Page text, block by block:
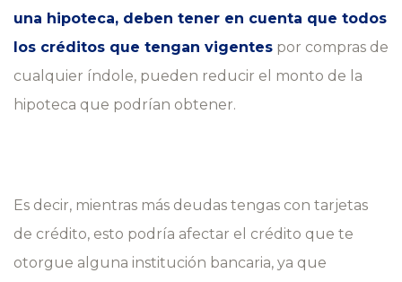
una hipoteca, deben tener en cuenta que todos
los créditos que tengan vigentes por compras de
cualquier índole, pueden reducir el monto de la
hipoteca que podrían obtener.
Es decir, mientras más deudas tengas con tarjetas
de crédito, esto podría afectar el crédito que te
otorgue alguna institución bancaria, ya que